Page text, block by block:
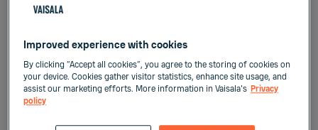
Improved experience with cookies
By clicking “Accept all cookies”, you agree to the storing of cookies on
your device. Cookies gather visitor statistics, enhance site usage, and
assist our marketing efforts. More information in Vaisala's Privacy
policy